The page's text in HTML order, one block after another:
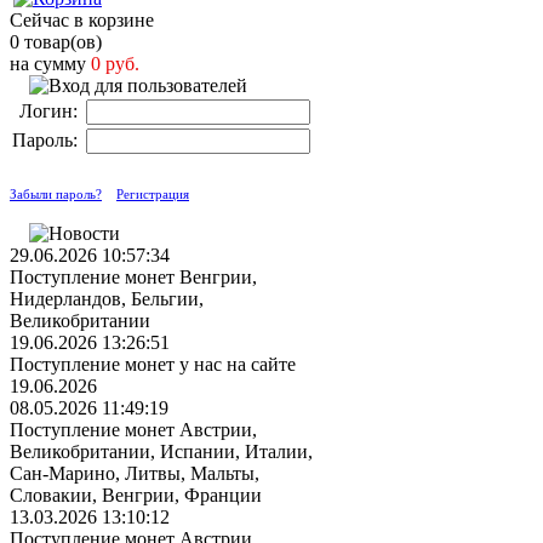
Сейчас в корзине
0 товар(ов)
на сумму 0 руб.
Логин:
Пароль:
Забыли пароль? Регистрация
29.06.2026 10:57:34
Поступление монет Венгрии,
Нидерландов, Бельгии,
Великобритании
19.06.2026 13:26:51
Поступление монет у нас на сайте
19.06.2026
08.05.2026 11:49:19
Поступление монет Австрии,
Великобритании, Испании, Италии,
Сан-Марино, Литвы, Мальты,
Словакии, Венгрии, Франции
13.03.2026 13:10:12
Поступление монет Австрии,